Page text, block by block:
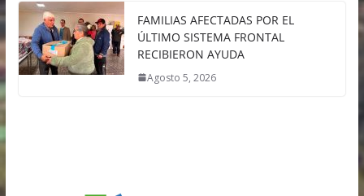
FAMILIAS AFECTADAS POR EL
ÚLTIMO SISTEMA FRONTAL
RECIBIERON AYUDA
Agosto 5, 2026